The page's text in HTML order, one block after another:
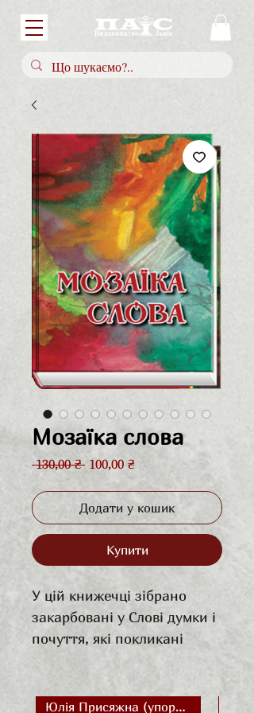
Мозаїка слова
130,00 ₴ Звичайна
ціна
100,00 ₴За
розпродажем
Додати у кошик
Купити
У цій книжечці зібрано
закарбовані у Слові думки і
почуття, які покликані
сприяти відродженню
національної пам’яті,
утвердженню національної
Юлія Присяжна (упорядник)